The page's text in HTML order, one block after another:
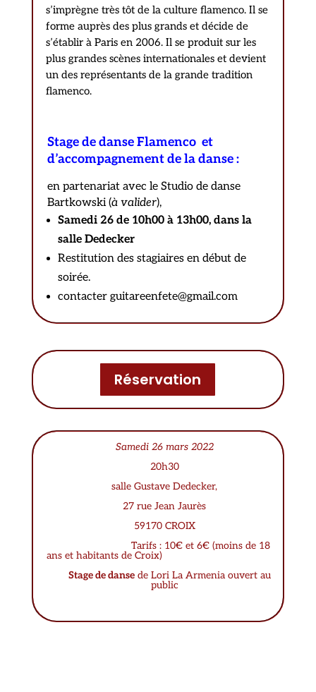
s’imprègne très tôt de la culture flamenco. Il se
forme auprès des plus grands et décide de
s’établir à Paris en 2006. Il se produit sur les
plus grandes scènes internationales et devient
un des représentants de la grande tradition
flamenco.
Stage de danse Flamenco et
d’accompagnement de la danse :
en partenariat avec le Studio de danse
Bartkowski (à valider),
Samedi 26 de 10h00 à 13h00, dans la
salle Dedecker
Restitution des stagiaires en début de
soirée.
contacter guitareenfete@gmail.com
Réservation
Samedi 26 mars 2022
20h30
salle Gustave Dedecker,
27 rue Jean Jaurès
59170 CROIX
Tarifs : 10€ et 6€ (moins de 18
ans et habitants de Croix)
Stage de danse de Lori La Armenia ouvert au
public